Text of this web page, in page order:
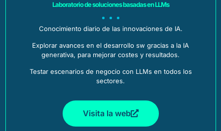
Laboratorio de soluciones basadas en LLMs
Conocimiento diario de las innovaciones de IA.
Explorar avances en el desarrollo sw gracias a la IA
generativa, para mejorar costes y resultados.
Testar escenarios de negocio con LLMs en todos los
sectores.
Visita la web